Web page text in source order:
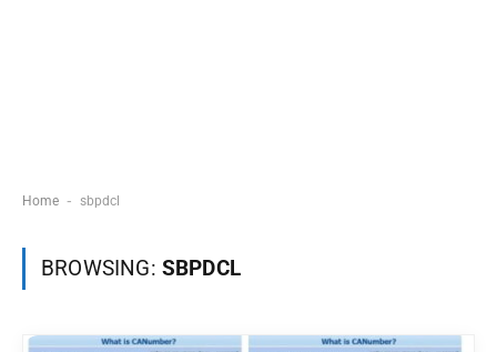
Home - sbpdcl
BROWSING: SBPDCL